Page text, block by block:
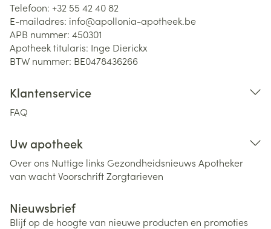
Telefoon: +32 55 42 40 82
E-mailadres: info@apollonia-apotheek.be
APB nummer: 450301
Apotheek titularis: Inge Dierickx
BTW nummer: BE0478436266
Klantenservice
FAQ
Uw apotheek
Over ons Nuttige links Gezondheidsnieuws Apotheker
van wachtVoorschriftZorgtarieven
Nieuwsbrief
Blijf op de hoogte van nieuwe producten en promoties